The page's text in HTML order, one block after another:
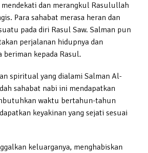
dan merangkul Rasulullah
Para sahabat merasa heran dan
pada diri Rasul Saw. Salman pun
perjalanan hidupnya dan
beriman kepada Rasul.
spiritual yang dialami Salman Al-
sahabat nabi ini mendapatkan
waktu bertahun-tahun
keyakinan yang sejati sesuai
keluarganya, menghabiskan